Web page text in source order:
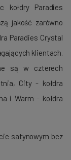
kołdry Paradies
jakość zarówno
Paradies Crystal
klientach.
są w czterech
City - kołdra
i Warm - kołdra
satynowym bez